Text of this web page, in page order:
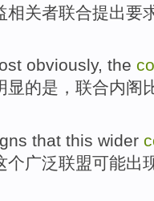
相关者联合提出要
obviously, the
显的是， 联合内阁
that this wider
个广泛联盟可能出